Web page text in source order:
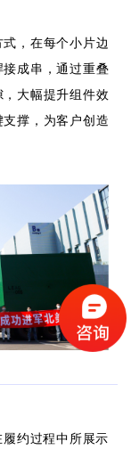
，在每个小片边
接成串，通过重叠
大幅提升组件效
撑， 为客户创造
约过程中所展示